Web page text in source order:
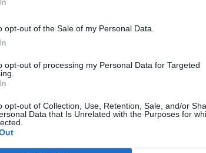
opt-out of the Sale of my Personal Data.
opt-out of processing my Personal Data for Targeted
opt-out of Collection, Use, Retention, Sale, and/or
Data that Is Unrelated with the Purposes for
többéves történet. Bagossy Norbi
hazafelé jövet megálltak egy
szerint egy szutyok bodega
nincs, és ahol legfeljebb kávéra